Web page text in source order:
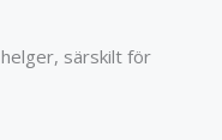
särskilt för